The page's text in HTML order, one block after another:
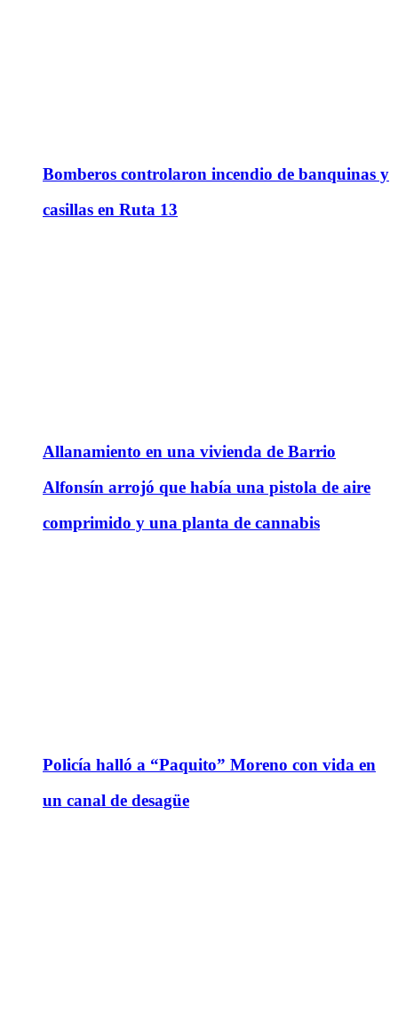
Bomberos controlaron incendio de banquinas y
casillas en Ruta 13
Allanamiento en una vivienda de Barrio
Alfonsín arrojó que había una pistola de aire
comprimido y una planta de cannabis
Policía halló a “Paquito” Moreno con vida en
un canal de desagüe